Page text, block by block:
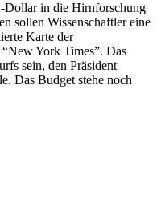
in die Hirnforschung
sollen Wissenschaftler eine
Karte der
York Times”. Das
sein, den Präsident
Das Budget stehe noch